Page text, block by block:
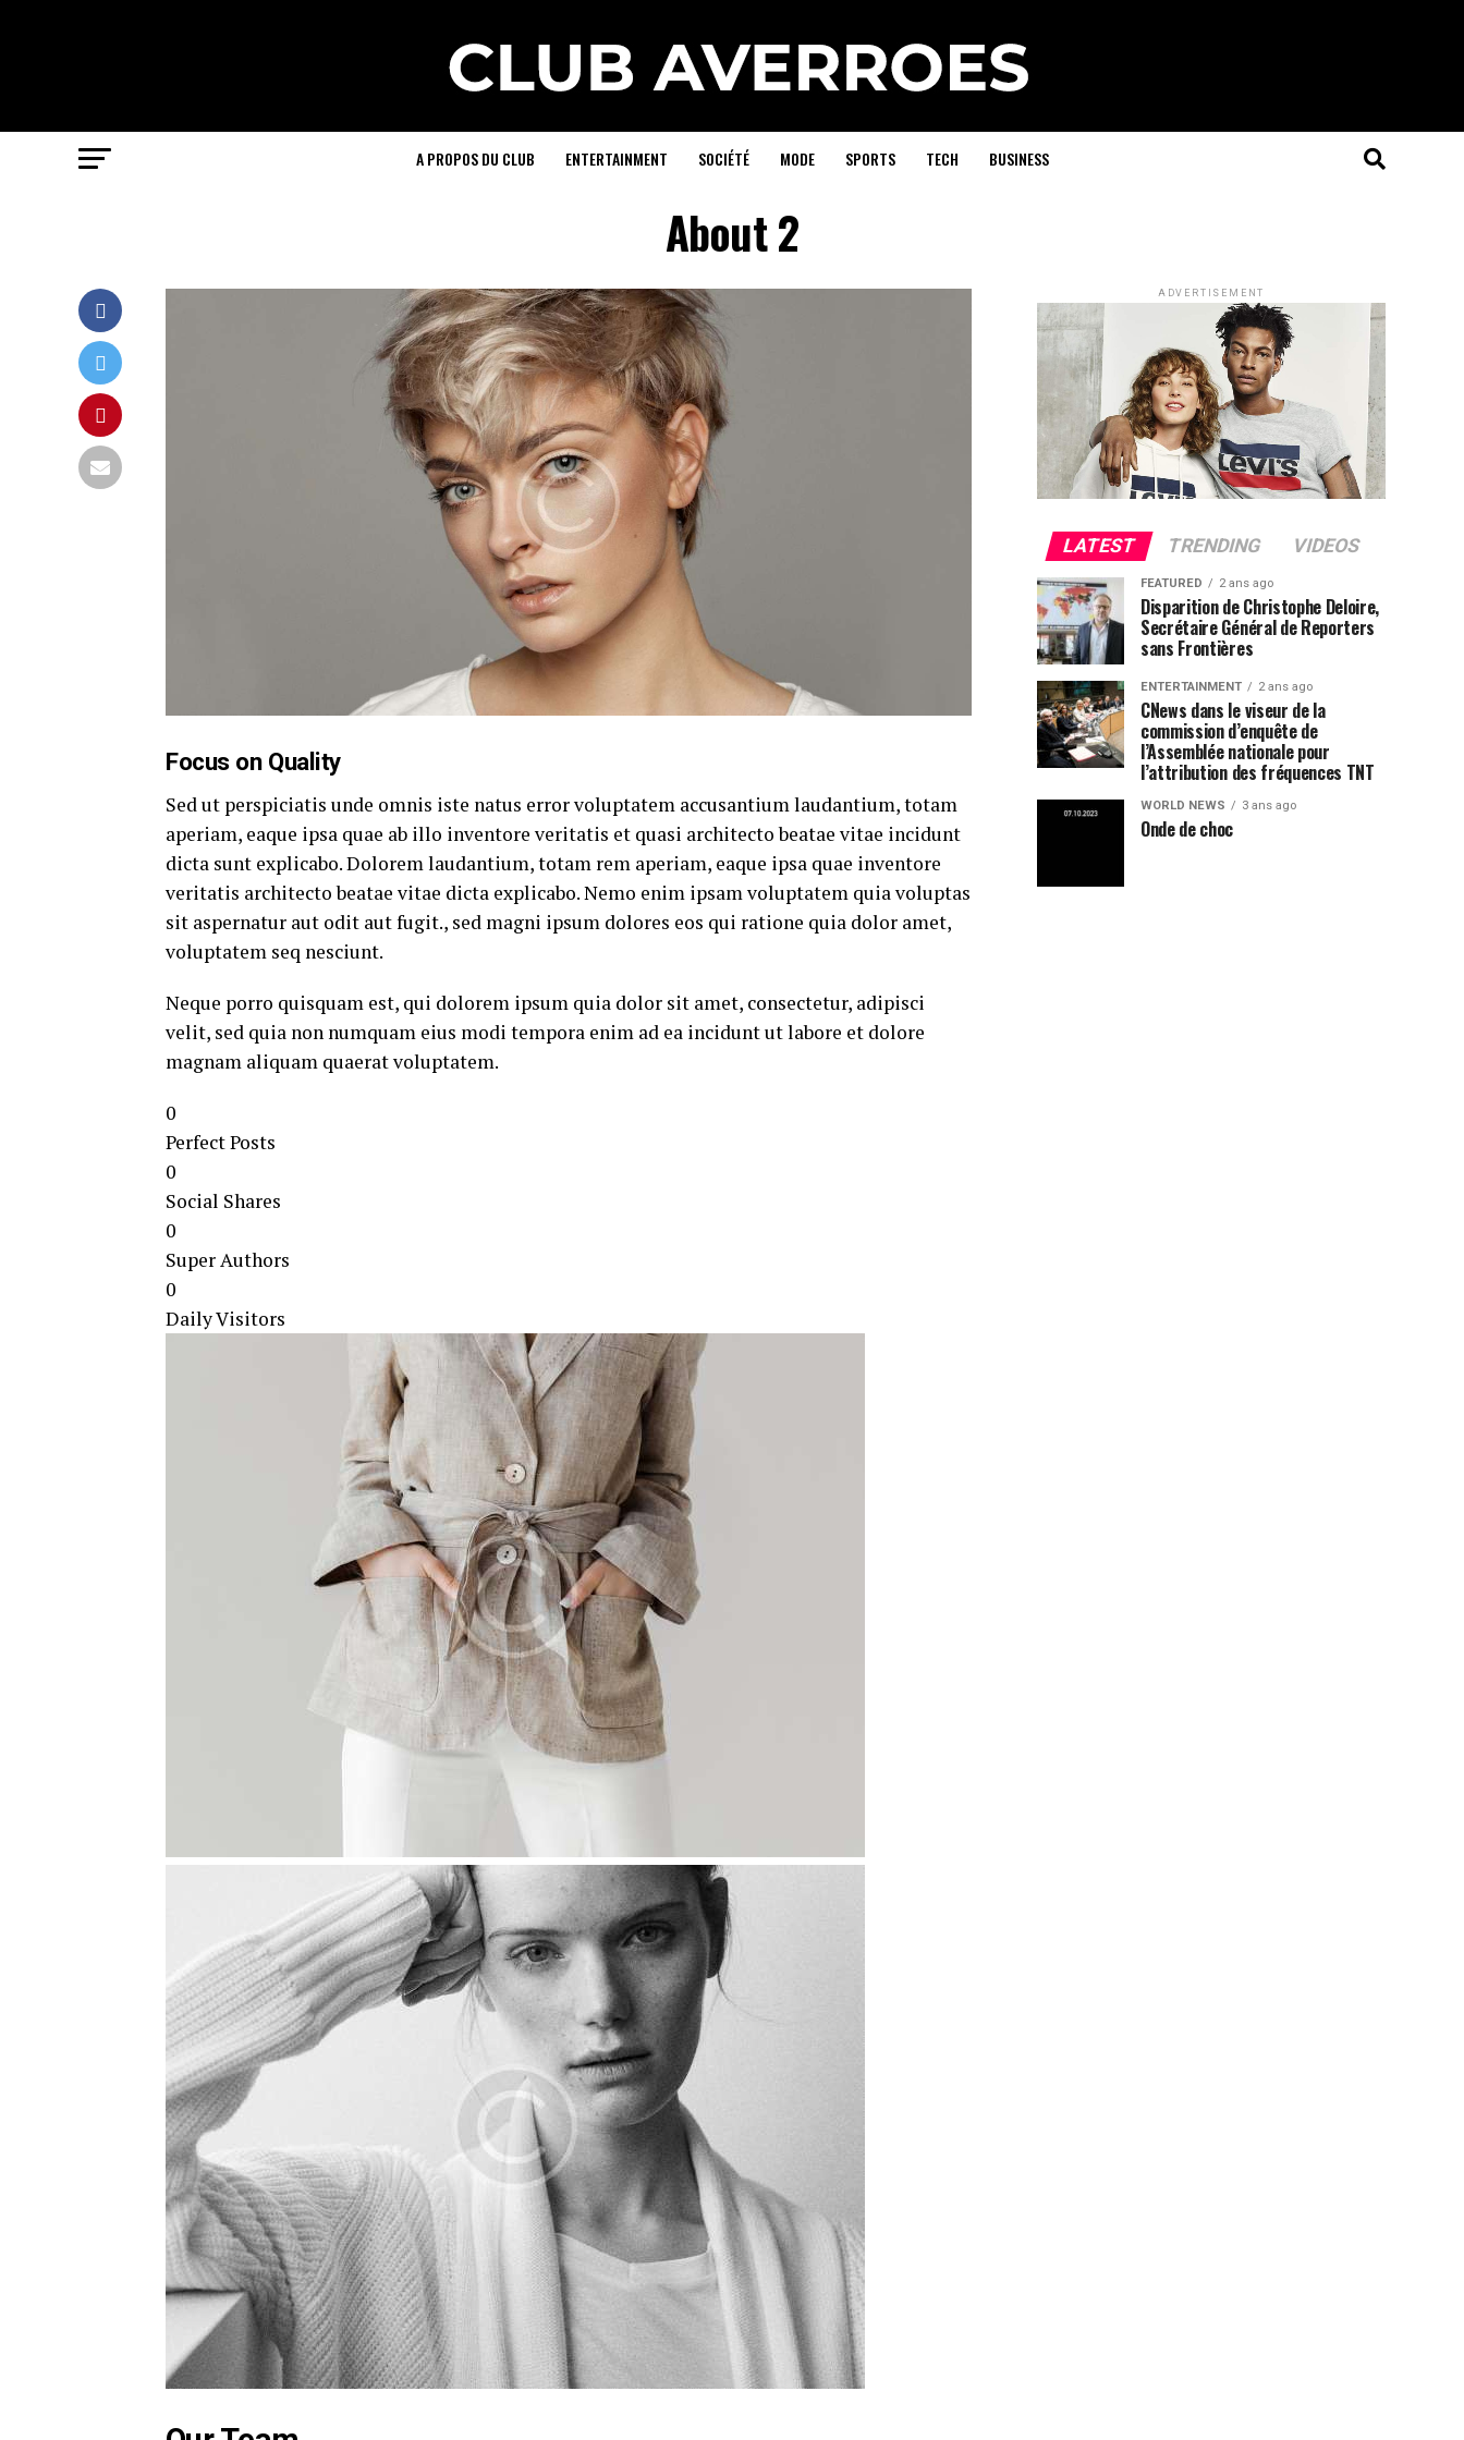
A PROPOS DU CLUB ENTERTAINMENT SOCIÉTÉ MODE SPORTS TECH BUSINESS
About 2
Focus on Quality
Sed ut perspiciatis unde omnis iste natus error voluptatem accusantium laudantium, totam
aperiam, eaque ipsa quae ab illo inventore veritatis et quasi architecto beatae vitae incidunt
dicta sunt explicabo. Dolorem laudantium, totam rem aperiam, eaque ipsa quae inventore
veritatis architecto beatae vitae dicta explicabo. Nemo enim ipsam voluptatem quia voluptas
sit aspernatur aut odit aut fugit., sed magni ipsum dolores eos qui ratione quia dolor amet,
voluptatem seq nesciunt.
Neque porro quisquam est, qui dolorem ipsum quia dolor sit amet, consectetur, adipisci
velit, sed quia non numquam eius modi tempora enim ad ea incidunt ut labore et dolore
magnam aliquam quaerat voluptatem.
0
Perfect Posts
0
Social Shares
0
Super Authors
0
Daily Visitors
ADVERTISEMENT
LATEST TRENDING VIDEOS
FEATURED 2 ans ago
Disparition de Christophe Deloire,
Secrétaire Général de Reporters
sans Frontières
ENTERTAINMENT 2 ans ago
CNews dans le viseur de la
commission d’enquête de
l’Assemblée nationale pour
l’attribution des fréquences TNT
WORLD NEWS 3 ans ago
Onde de choc